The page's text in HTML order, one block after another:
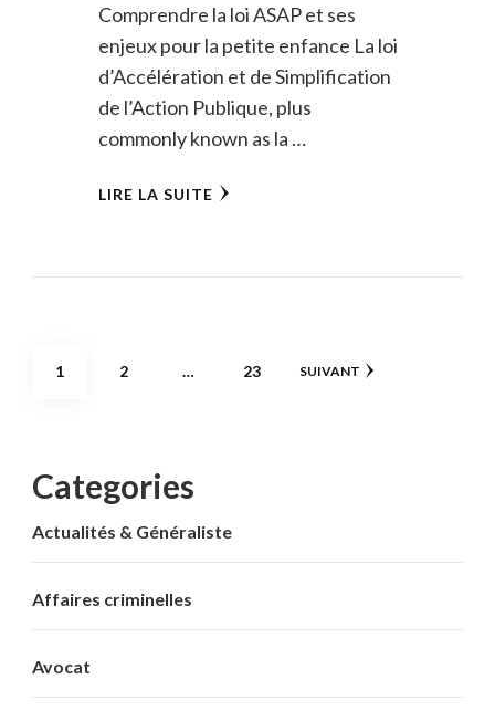
Comprendre la loi ASAP et ses
enjeux pour la petite enfance La loi
d’Accélération et de Simplification
de l’Action Publique, plus
commonly known as la …
LIRE LA SUITE
Pagination
PAGE
1 PAGE
2 … PAGE
23 SUIVANT
Categories
Actualités & Généraliste
Affaires criminelles
Avocat